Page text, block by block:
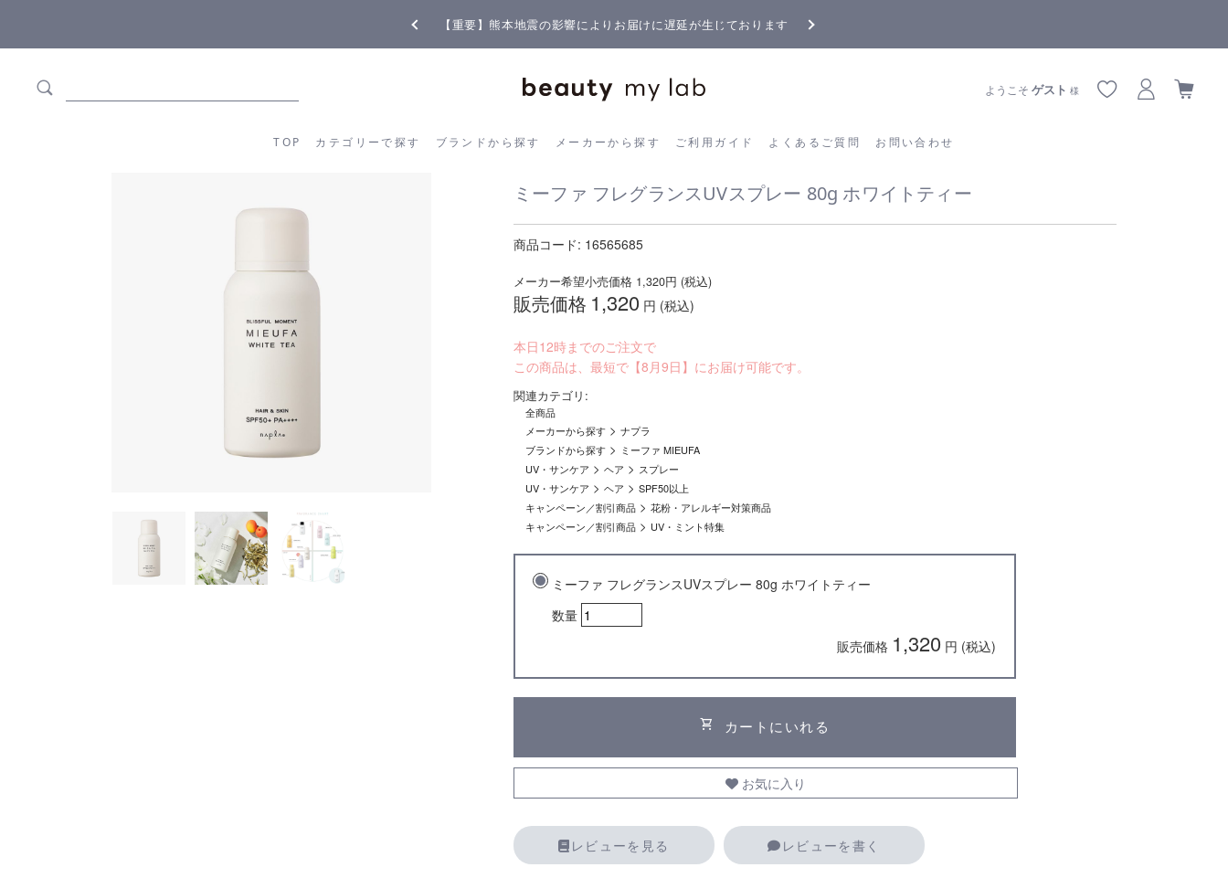
【重要】熊本地震の影響によりお届けに遅延が生じております
TOP カテゴリーで探す ブランドから探す メーカーから探す ご利用ガイド よくあるご質問 お問い合わせ
ようこそゲスト 様
カテゴリーから探す ブランドから探す メーカーから探す ご利用ガイド よくあるご質問
ミーファ フレグランスUVスプレー 80g ホワイトティー
商品コード: 16565685
メーカー希望小売価格 1,320円 (税込)
販売価格 1,320 円 (税込)
本日12時までのご注文で
この商品は、最短で【8月9日】にお届け可能です。
関連カテゴリ:
全商品
メーカーから探す >ナプラ
ブランドから探す > ミーファ MIEUFA
UV・サンケア >ヘア > スプレー
UV・サンケア >ヘア >SPF50以上
キャンペーン／割引商品 >花粉・アレルギー対策商品
キャンペーン／割引商品 > UV・ミント特集
ミーファ フレグランスUVスプレー 80g ホワイトティー
数量
販売価格 1,320 円 (税込)
shopping_cart カートにいれる
お気に入り
レビューを見る レビューを書く